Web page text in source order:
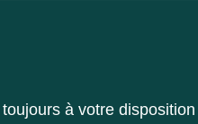
à votre disposition